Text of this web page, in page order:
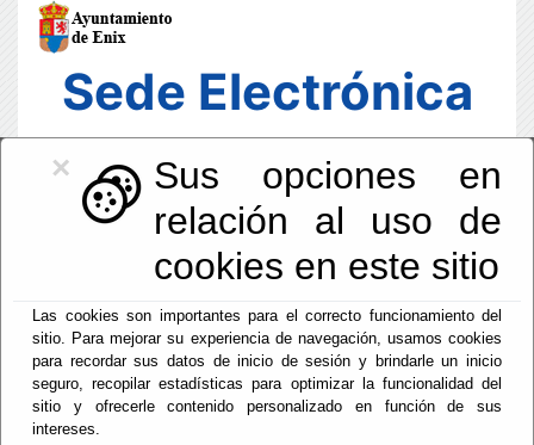
×
Sus opciones en
relación al uso de
cookies en este sitio
Las cookies son importantes para el correcto funcionamiento del
sitio. Para mejorar su experiencia de navegación, usamos cookies
para recordar sus datos de inicio de sesión y brindarle un inicio
seguro, recopilar estadísticas para optimizar la funcionalidad del
sitio y ofrecerle contenido personalizado en función de sus
intereses.
Sede Electrónica